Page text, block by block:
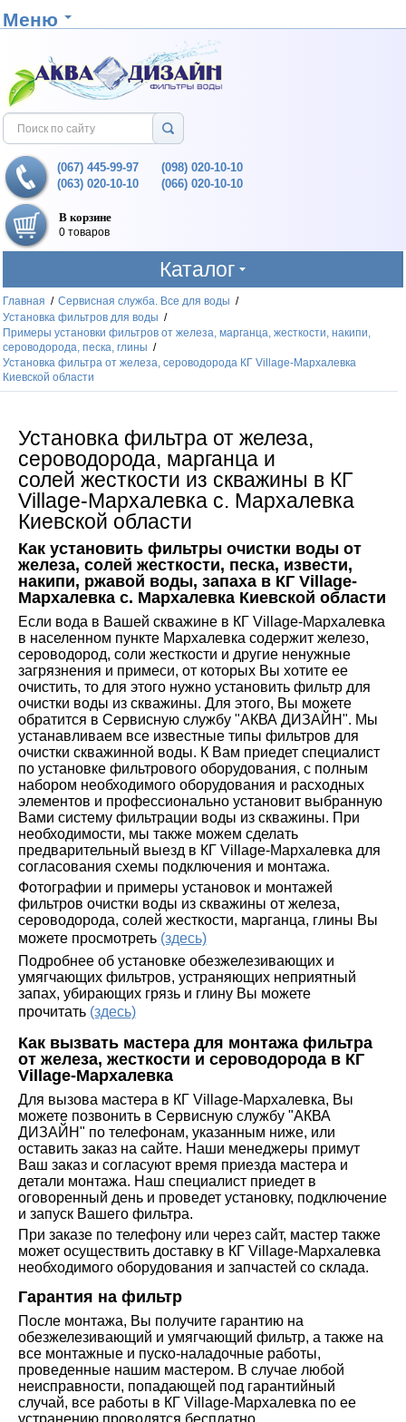
Меню
(067) 445-99-97
(063) 020-10-10
(098) 020-10-10
(066) 020-10-10
В корзине
0 товаров
Каталог
Главная / Сервисная служба. Все для воды /
Установка фильтров для воды /
Примеры установки фильтров от железа, марганца, жесткости, накипи,
сероводорода, песка, глины /
Установка фильтра от железа, сероводорода КГ Village-Мархалевка
Киевской области
Установка фильтра от железа,
сероводорода, марганца и
солей жесткости из скважины в КГ
Village-Мархалевка с. Мархалевка
Киевской области
Как установить фильтры очистки воды от
железа, солей жесткости, песка, извести,
накипи, ржавой воды, запаха в КГ Village-
Мархалевка с. Мархалевка Киевской области
Если вода в Вашей скважине в КГ Village-Мархалевка
в населенном пункте Мархалевка содержит железо,
сероводород, соли жесткости и другие ненужные
загрязнения и примеси, от которых Вы хотите ее
очистить, то для этого нужно установить фильтр для
очистки воды из скважины. Для этого, Вы можете
обратится в Сервисную службу "АКВА ДИЗАЙН". Мы
устанавливаем все известные типы фильтров для
очистки скважинной воды. К Вам приедет специалист
по установке фильтрового оборудования, с полным
набором необходимого оборудования и расходных
элементов и профессионально установит выбранную
Вами систему фильтрации воды из скважины. При
необходимости, мы также можем сделать
предварительный выезд в КГ Village-Мархалевка для
согласования схемы подключения и монтажа.
Фотографии и примеры установок и монтажей
фильтров очистки воды из скважины от железа,
сероводорода, солей жесткости, марганца, глины Вы
можете просмотреть (здесь)
Подробнее об установке обезжелезивающих и
умягчающих фильтров, устраняющих неприятный
запах, убирающих грязь и глину Вы можете
прочитать (здесь)
Как вызвать мастера для монтажа фильтра
от железа, жесткости и сероводорода в КГ
Village-Мархалевка
Для вызова мастера в КГ Village-Мархалевка, Вы
можете позвонить в Сервисную службу "АКВА
ДИЗАЙН" по телефонам, указанным ниже, или
оставить заказ на сайте. Наши менеджеры примут
Ваш заказ и согласуют время приезда мастера и
детали монтажа. Наш специалист приедет в
оговоренный день и проведет установку, подключение
и запуск Вашего фильтра.
При заказе по телефону или через сайт, мастер также
может осуществить доставку в КГ Village-Мархалевка
необходимого оборудования и запчастей со склада.
Гарантия на фильтр
После монтажа, Вы получите гарантию на
обезжелезивающий и умягчающий фильтр, а также на
все монтажные и пуско-наладочные работы,
проведенные нашим мастером. В случае любой
неисправности, попадающей под гарантийный
случай, все работы в КГ Village-Мархалевка по ее
устранению проводятся бесплатно.